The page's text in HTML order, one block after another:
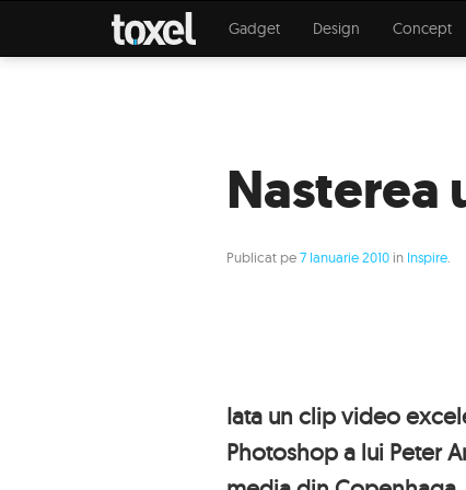
Gadget Design Concept
Nasterea
Publicat pe7 Ianuarie 2010 in Inspire
Iata un clip video
Photoshop a lui Peter